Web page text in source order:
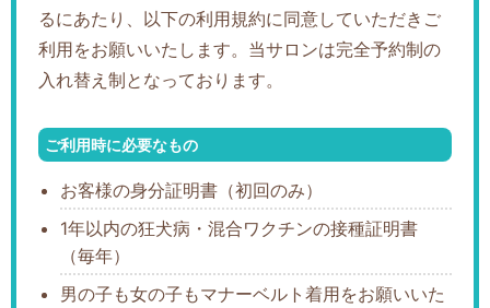
るにあたり、以下の利用規約に同意していただきご
利用をお願いいたします。当サロンは完全予約制の
入れ替え制となっております。
ご利用時に必要なもの
お客様の身分証明書（初回のみ）
1年以内の狂犬病・混合ワクチンの接種証明書
（毎年）
男の子も女の子もマナーベルト着用をお願いいた